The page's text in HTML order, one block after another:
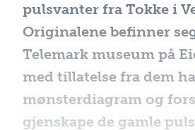
pulsvanter fra Tokke i
Originalene befinner
Telemark museum på
med tillatelse fra dem
mønsterdiagram og
gjenskape de gamle